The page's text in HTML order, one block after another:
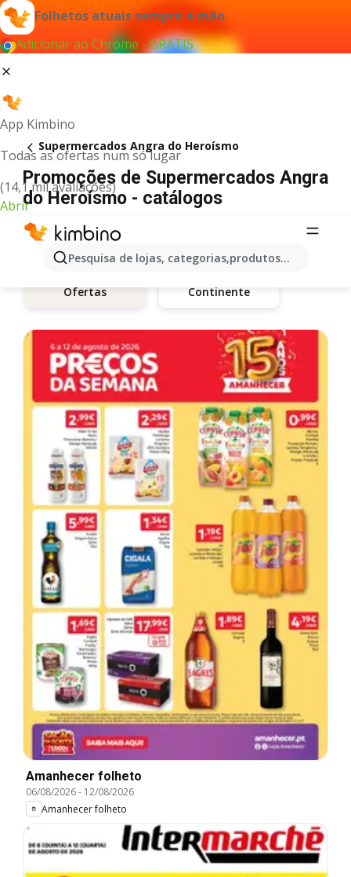
Folhetos atuais sempre à mão
Adicionar ao Chrome - GRÁTIS
App Kimbino
Todas as ofertas num só lugar
(14,1 mil avaliações)
Abrir
Pesquisa de lojas, categorias,produtos...
Supermercados Angra do Heroísmo
Promoções de Supermercados Angra
do Heroísmo - catálogos
Ofertas Continente
Amanhecer folheto
06/08/2026- 12/08/2026
Amanhecer folheto